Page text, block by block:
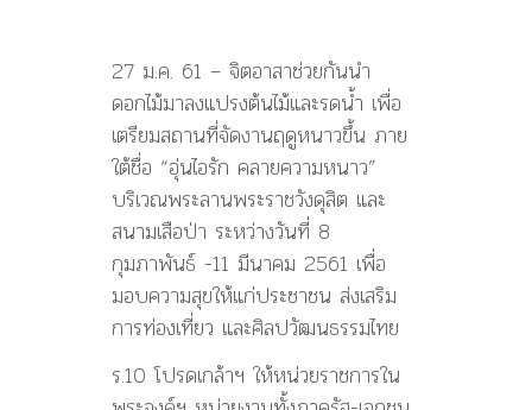
27 ม.ค. 61 – จิตอาสาช่วยกันนำ
ดอกไม้มาลงแปรงต้นไม้และรดน้ำ เพื่อ
เตรียมสถานที่จัดงานฤดูหนาวขึ้น ภาย
ใต้ชื่อ “อุ่นไอรัก คลายความหนาว”
บริเวณพระลานพระราชวังดุสิต และ
สนามเสือป่า ระหว่างวันที่ 8
กุมภาพันธ์ -11 มีนาคม 2561 เพื่อ
มอบความสุขให้แก่ประชาชน ส่งเสริม
การท่องเที่ยว และศิลปวัฒนธรรมไทย
ร.10 โปรดเกล้าฯ ให้หน่วยราชการใน